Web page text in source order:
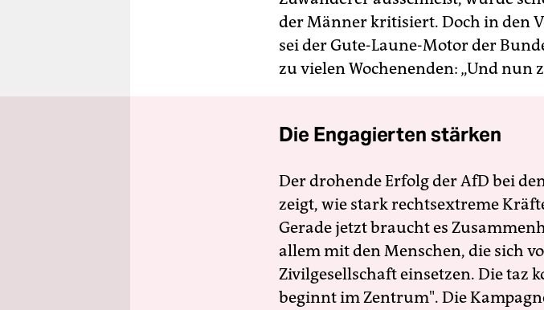
der Männer kritisiert. Doch in den
sei der Gute-Laune-Motor der
zu vielen Wochenenden: „Und
Die Engagierten stärken
Der drohende Erfolg der AfD bei
zeigt, wie stark rechtsextreme
Gerade jetzt braucht es
allem mit den Menschen, die sich
Zivilgesellschaft einsetzen. Die taz
beginnt im Zentrum". Die